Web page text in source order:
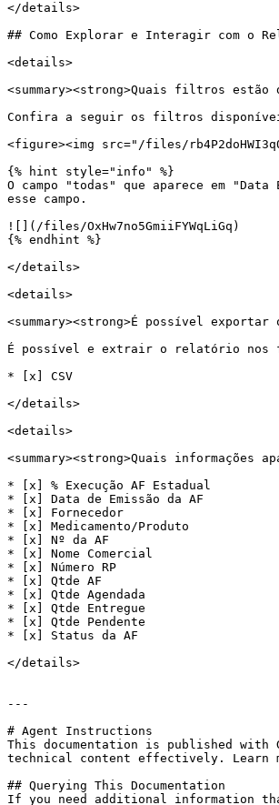
</details>
## Como Explorar e Interagir com o
<details>
<summary><strong>Quais filtros estão
Confira a seguir os filtros
<figure><img src="/files/
{% hint style="info" %}
O campo "todas" que aparece em
esse campo.
![](/files/OxHw7no5GmiiFYWqLiGq)
{% endhint %}
</details>
<details>
<summary><strong>É possível
É possível e extrair o relatório nos
* [x] CSV
</details>
<details>
<summary><strong>Quais informações
* [x] % Execução AF Estadual
* [x] Data de Emissão da AF
* [x] Fornecedor
* [x] Medicamento/Produto
* [x] Nº da AF
* [x] Nome Comercial
* [x] Número RP
* [x] Qtde AF
* [x] Qtde Agendada
* [x] Qtde Entregue
* [x] Qtde Pendente
* [x] Status da AF
</details>
---
# Agent Instructions
This documentation is published with
technical content effectively. Learn
## Querying This Documentation
If you need additional information